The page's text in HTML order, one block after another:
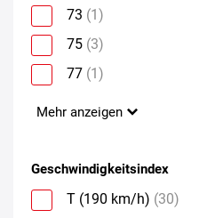
73 (1)
75 (3)
77 (1)
Mehr anzeigen
Geschwindigkeitsindex
T (190 km/h) (30)